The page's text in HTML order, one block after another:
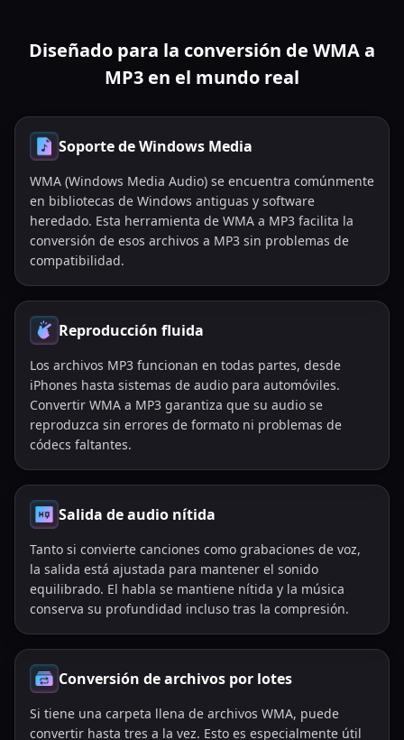
Diseñado para la conversión de WMA a
MP3 en el mundo real
Soporte de Windows Media
WMA (Windows Media Audio) se encuentra comúnmente
en bibliotecas de Windows antiguas y software
heredado. Esta herramienta de WMA a MP3 facilita la
conversión de esos archivos a MP3 sin problemas de
compatibilidad.
Reproducción fluida
Los archivos MP3 funcionan en todas partes, desde
iPhones hasta sistemas de audio para automóviles.
Convertir WMA a MP3 garantiza que su audio se
reproduzca sin errores de formato ni problemas de
códecs faltantes.
Salida de audio nítida
Tanto si convierte canciones como grabaciones de voz,
la salida está ajustada para mantener el sonido
equilibrado. El habla se mantiene nítida y la música
conserva su profundidad incluso tras la compresión.
Conversión de archivos por lotes
Si tiene una carpeta llena de archivos WMA, puede
convertir hasta tres a la vez. Esto es especialmente útil